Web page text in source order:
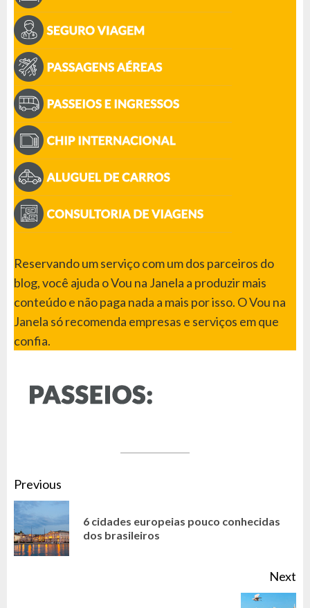
Reservando um serviço com um dos parceiros do
blog, você ajuda o Vou na Janela a produzir mais
conteúdo e não paga nada a mais por isso. O Vou na
Janela só recomenda empresas e serviços em que
confia.
CONTINUE
READING
Previous
6 cidades europeias pouco conhecidas
dos brasileiros
Next